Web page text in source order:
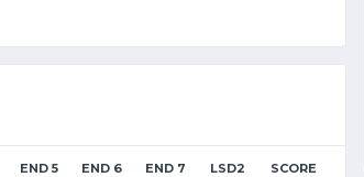
END 5 END 6 END 7 LSD2 SCORE